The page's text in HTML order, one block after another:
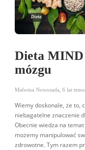
Dieta
Dieta MIND
mózgu
Malwina Nowosada 6 lat temu
Wiemy doskonale, że to,
niebagatelne znaczenie
Obecnie wiedza na
możemy manipulować
zdrowotne. Tym razem